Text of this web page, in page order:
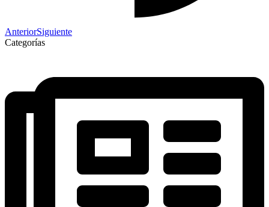
AnteriorSiguiente
Categorías